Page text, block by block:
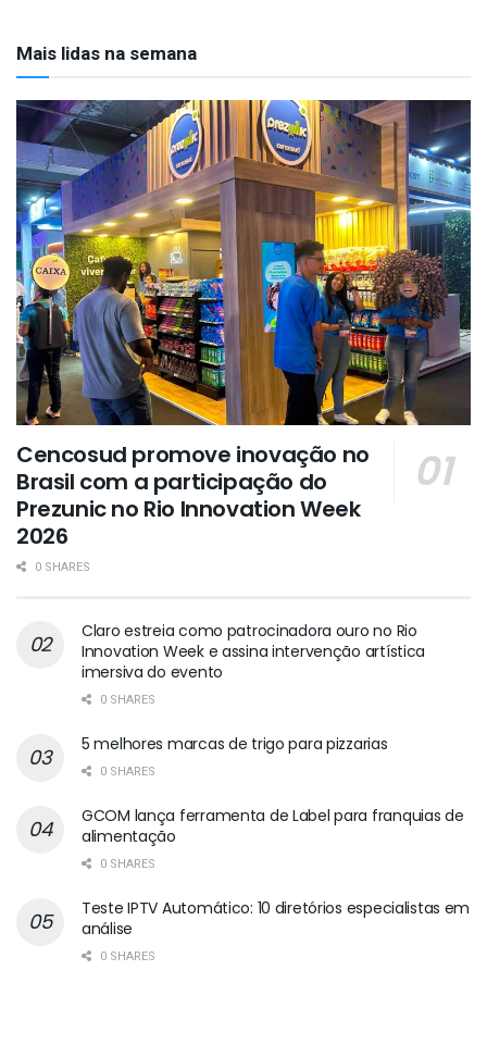
Mais lidas na semana
Cencosud promove inovação no
Brasil com a participação do
Prezunic no Rio Innovation Week
2026
0 SHARES
Claro estreia como patrocinadora ouro no Rio
Innovation Week e assina intervenção artística
imersiva do evento
0 SHARES
5 melhores marcas de trigo para pizzarias
0 SHARES
GCOM lança ferramenta de Label para franquias de
alimentação
0 SHARES
Teste IPTV Automático: 10 diretórios especialistas em
análise
0 SHARES